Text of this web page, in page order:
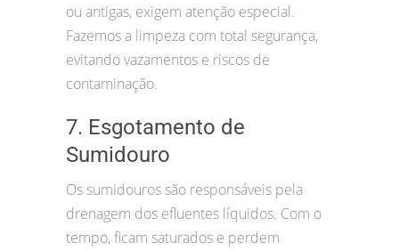
ou antigas, exigem atenção especial.
Fazemos a limpeza com total segurança,
evitando vazamentos e riscos de
contaminação.
7. Esgotamento de
Sumidouro
Os sumidouros são responsáveis pela
drenagem dos efluentes líquidos. Com o
tempo, ficam saturados e perdem